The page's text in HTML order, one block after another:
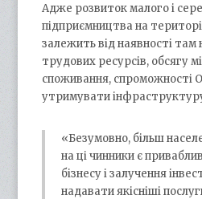
Адже розвиток малого і
підприємництва на
залежить від наявності там
трудових ресурсів, обсягу
споживання, спроможності
утримувати
«Безумовно, більш
на ці чинники є
бізнесу і залучення
надавати якісніші